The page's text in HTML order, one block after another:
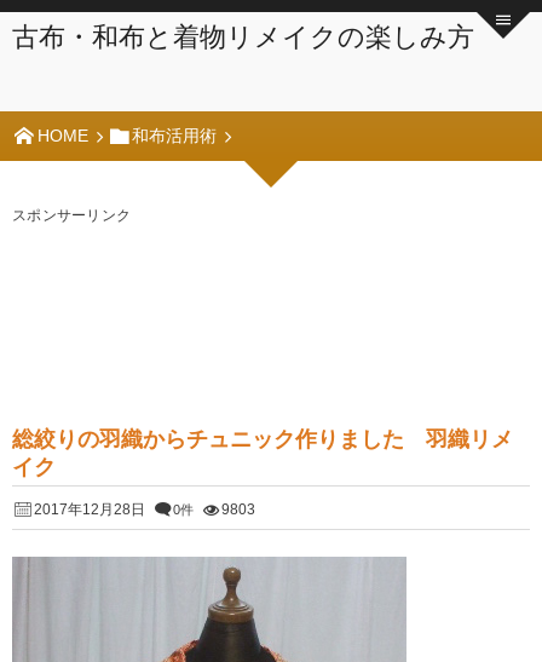
古布・和布と着物リメイクの楽しみ方
HOME 和布活用術
スポンサーリンク
総絞りの羽織からチュニック作りました 羽織リメ
イク
2017年12月28日 0件 9803